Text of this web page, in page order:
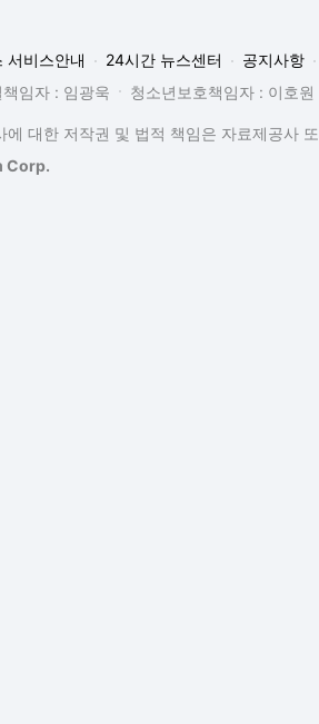
서비스안내 24시간 뉴스센터 공지사항
임자 : 임광욱
청소년보호책임자 : 이호원
에 대한 저작권 및 법적 책임은 자료제공사
Corp.